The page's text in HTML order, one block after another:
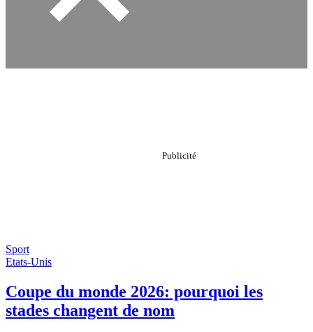
Sport
Etats-Unis
Coupe du monde 2026: pourquoi les
stades changent de nom